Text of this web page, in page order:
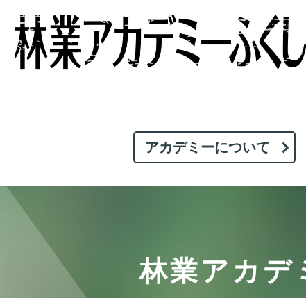
アカデミーについて
林業アカデ